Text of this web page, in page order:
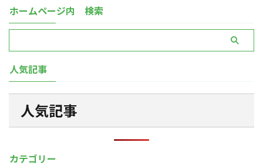
ホームページ内 検索
人気記事
人気記事
カテゴリー